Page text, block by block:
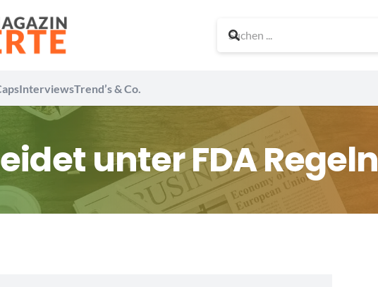
InterviewsTrend’s & Co.
unter FDA Regeln